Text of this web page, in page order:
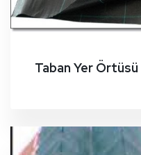
Taban Yer Örtüsü